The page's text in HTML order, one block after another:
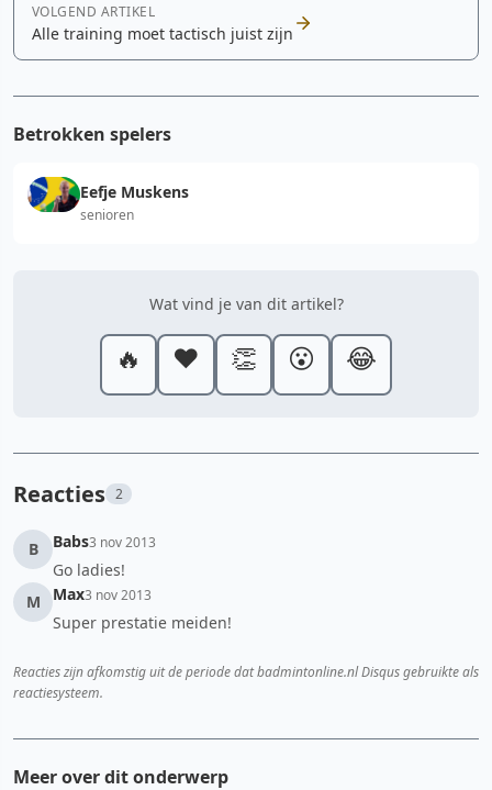
VOLGEND ARTIKEL
Alle training moet tactisch juist zijn
Betrokken spelers
Eefje Muskens
senioren
Wat vind je van dit artikel?
🔥 ❤️ 👏 😮 😂
Reacties 2
B Babs3 nov 2013
Go ladies!
M
Max3 nov 2013
Super prestatie meiden!
Reacties zijn afkomstig uit de periode dat badmintonline.nl Disqus gebruikte als
reactiesysteem.
Meer over dit onderwerp